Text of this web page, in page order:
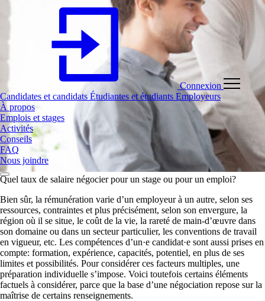
Connexion
Candidates et candidats Étudiantes et étudiants Employeurs
À propos
Emplois et stages
Activités
Conseils
FAQ
Nous joindre
Quel taux de salaire négocier pour un stage ou pour un emploi?
Bien sûr, la rémunération varie d’un employeur à un autre, selon ses
ressources, contraintes et plus précisément, selon son envergure, la
région où il se situe, le coût de la vie, la rareté de main-d’œuvre dans
son domaine ou dans un secteur particulier, les conventions de travail
en vigueur, etc. Les compétences d’un·e candidat·e sont aussi prises en
compte: formation, expérience, capacités, potentiel, en plus de ses
limites et possibilités. Pour considérer ces facteurs multiples, une
préparation individuelle s’impose. Voici toutefois certains éléments
factuels à considérer, parce que la base d’une négociation repose sur la
maîtrise de certains renseignements.